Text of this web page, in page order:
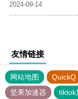
2024-09-14
友情链接
网站地图 QuickQ
坚果加速器
tiktok